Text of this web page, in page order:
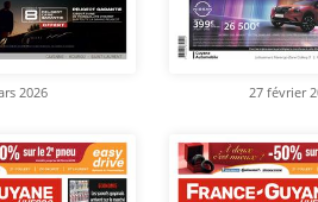
2026 27 février